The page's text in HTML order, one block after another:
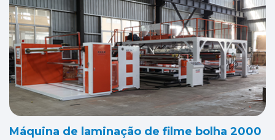
Máquina de laminação de filme bolha 2000